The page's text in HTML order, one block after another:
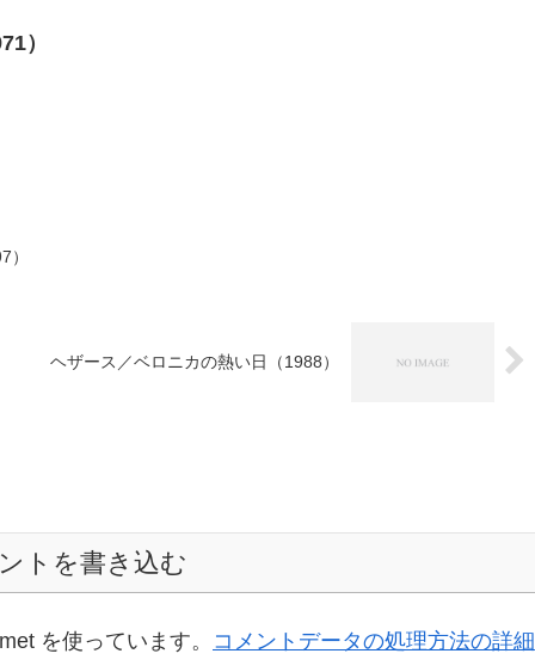
）
）
ヘザース／ベロニカの熱い日（1988）
トを書き込む
を使っています。 コメントデータの処理方法の詳細